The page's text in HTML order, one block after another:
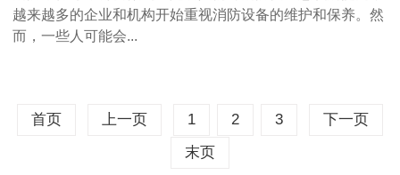
越来越多的企业和机构开始重视消防设备的维护和保养。然
而，一些人可能会...
首页 上一页 1 2 3
下一页
末页